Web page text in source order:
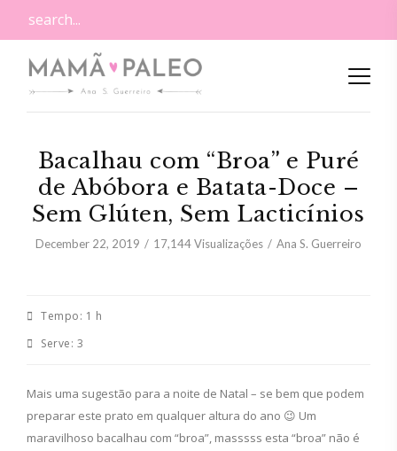
Bacalhau com “Broa” e Puré
de Abóbora e Batata-Doce –
Sem Glúten, Sem Lacticínios
December 22, 2019 17,144Visualizações Ana S. Guerreiro
Tempo: 1 h
Serve: 3
Mais uma sugestão para a noite de Natal – se bem que podem
preparar este prato em qualquer altura do ano 😉 Um
maravilhoso bacalhau com “broa”, masssss esta “broa” não é